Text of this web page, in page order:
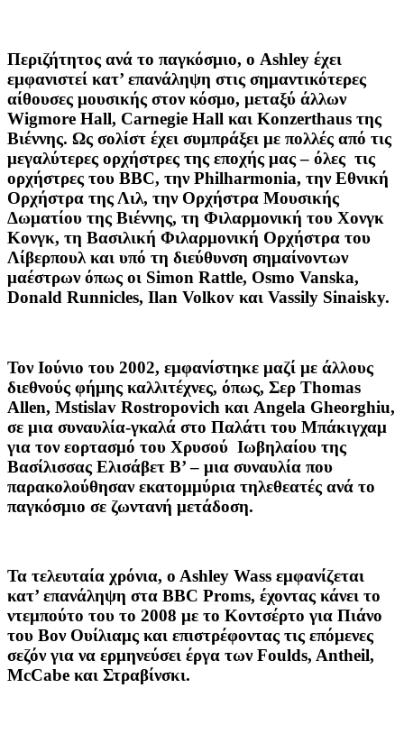
Περιζήτητος ανά το παγκόσμιο, ο Ashley έχει
εμφανιστεί κατ’ επανάληψη στις σημαντικότερες
αίθουσες μουσικής στον κόσμο, μεταξύ άλλων
Wigmore Hall, Carnegie Hall και Konzerthaus της
Βιέννης. Ως σολίστ έχει συμπράξει με πολλές από τις
μεγαλύτερες ορχήστρες της εποχής μας – όλες τις
ορχήστρες του BBC, την Philharmonia, την Εθνική
Ορχήστρα της Λιλ, την Ορχήστρα Μουσικής
Δωματίου της Βιέννης, τη Φιλαρμονική του Χονγκ
Κονγκ, τη Βασιλική Φιλαρμονική Ορχήστρα του
Λίβερπουλ και υπό τη διεύθυνση σημαίνοντων
μαέστρων όπως οι Simon Rattle, Osmo Vanska,
Donald Runnicles, Ilan Volkov και Vassily Sinaisky.
Τον Ιούνιο του 2002, εμφανίστηκε μαζί με άλλους
διεθνούς φήμης καλλιτέχνες, όπως, Σερ Thomas
Allen, Mstislav Rostropovich και Angela Gheorghiu,
σε μια συναυλία-γκαλά στο Παλάτι του Μπάκιγχαμ
για τον εορτασμό του Χρυσού Ιωβηλαίου της
Βασίλισσας Ελισάβετ Β’ – μια συναυλία που
παρακολούθησαν εκατομμύρια τηλεθεατές ανά το
παγκόσμιο σε ζωντανή μετάδοση.
Τα τελευταία χρόνια, ο Αshley Wass εμφανίζεται
κατ’ επανάληψη στα BBC Proms, έχοντας κάνει το
ντεμπούτο του το 2008 με το Κοντσέρτο για Πιάνο
του Βον Ουίλιαμς και επιστρέφοντας τις επόμενες
σεζόν για να ερμηνεύσει έργα των Foulds, Antheil,
McCabe και Στραβίνσκι.